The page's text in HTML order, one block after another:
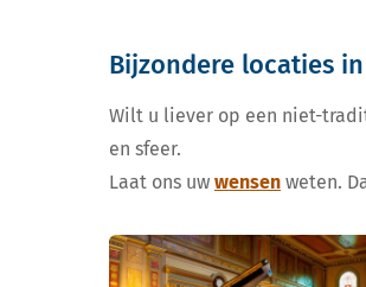
Bijzondere locaties
Wilt u liever op een niet-
en sfeer.
Laat ons uw wensen weten.